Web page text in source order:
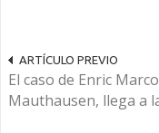
ARTÍCULO PREVIO
El caso de Enric
Mauthausen, llega a